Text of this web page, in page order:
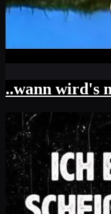
..wann wird's